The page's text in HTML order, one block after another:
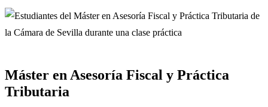
Máster en Asesoría Fiscal y Práctica
Tributaria